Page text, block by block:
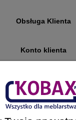
Obsługa Klienta
Konto klienta
Płatności i dostawa
Ciekawostki